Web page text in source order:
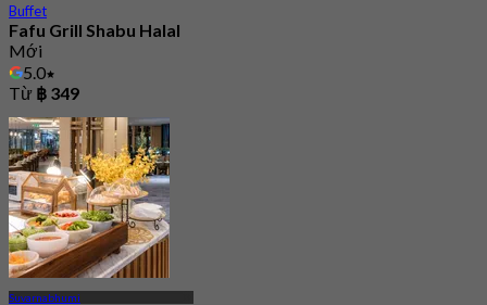
Buffet
Fafu Grill Shabu Halal
Mới
5.0
Từ ฿ 349
Suvarnabhumi